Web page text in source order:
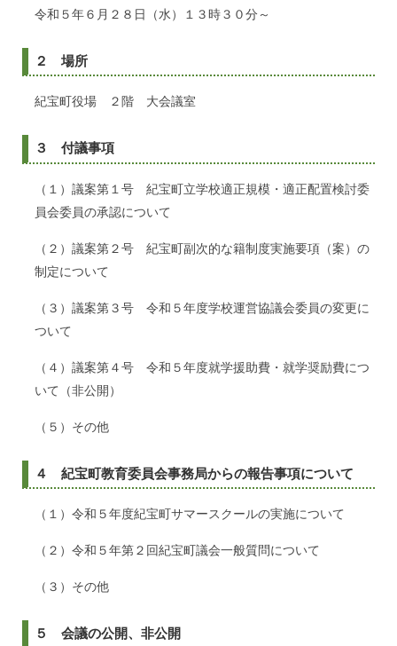
令和５年６月２８日（水）１３時３０分～
２ 場所
紀宝町役場 ２階 大会議室
３ 付議事項
（１）議案第１号 紀宝町立学校適正規模・適正配置検討委
員会委員の承認について
（２）議案第２号 紀宝町副次的な籍制度実施要項（案）の
制定について
（３）議案第３号 令和５年度学校運営協議会委員の変更に
ついて
（４）議案第４号 令和５年度就学援助費・就学奨励費につ
いて（非公開）
（５）その他
４ 紀宝町教育委員会事務局からの報告事項について
（１）令和５年度紀宝町サマースクールの実施について
（２）令和５年第２回紀宝町議会一般質問について
（３）その他
５ 会議の公開、非公開